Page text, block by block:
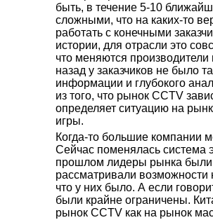
быть, в течение 5-10
сложными, что на каких-то
работать с конечными
истории, для отрасли это
что меняются производители
назад у заказчиков не было
информации и глубокого
из того, что рынок CCTV
определяет ситуацию на
игры.
Когда-то большие компании
Сейчас поменялась система
прошлом лидеры рынка были
рассматривали возможности
что у них было. А если
были крайне ограничены.
рынок CCTV как на рынок